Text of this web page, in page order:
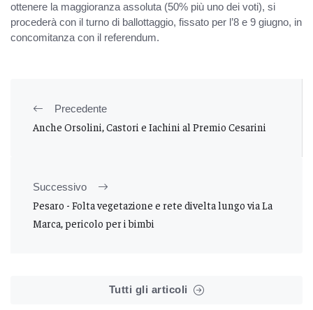
ottenere la maggioranza assoluta (50% più uno dei voti), si
procederà con il turno di ballottaggio, fissato per l’8 e 9 giugno, in
concomitanza con il referendum.
Precedente
Anche Orsolini, Castori e Iachini al Premio Cesarini
Successivo
Pesaro - Folta vegetazione e rete divelta lungo via La
Marca, pericolo per i bimbi
Tutti gli articoli